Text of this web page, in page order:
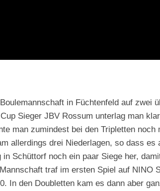
in Füchtenfeld auf zwei
Sieger JBV Rossum unterlag man
man zumindest bei den Tripletten
allerdings drei Niederlagen, so dass
Schüttorf noch ein paar Siege her,
traf im ersten Spiel auf NINO
In den Doubletten kam es dann aber